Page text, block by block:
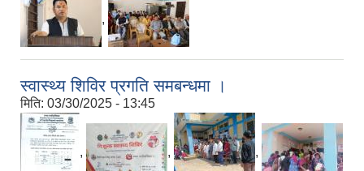
,
स्वास्थ्य शिविर प्रगति समबन्धमा ।
मिति: 03/30/2025 - 13:45
, , ,